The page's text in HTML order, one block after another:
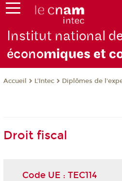
Institut national
économiques et
Accueil L'Intec Diplômes de
Droit fiscal
Code UE : TEC114